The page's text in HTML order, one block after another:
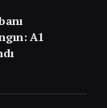
A1